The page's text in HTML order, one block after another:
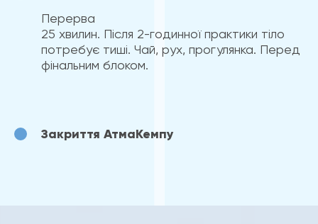
Перерва
25 хвилин. Після 2-годинної практики тіло
потребує тиші. Чай, рух, прогулянка. Перед
фінальним блоком.
Закриття АтмаКемпу